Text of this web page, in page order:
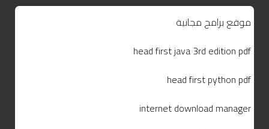
موقع برامج مجانية
head first java 3rd edition pdf
head first python pdf
internet download manager